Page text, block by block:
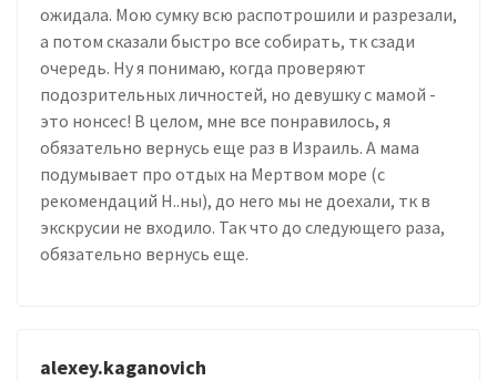
ожидала. Мою сумку всю распотрошили и разрезали,
а потом сказали быстро все собирать, тк сзади
очередь. Ну я понимаю, когда проверяют
подозрительных личностей, но девушку с мамой -
это нонсес! В целом, мне все понравилось, я
обязательно вернусь еще раз в Израиль. А мама
подумывает про отдых на Мертвом море (с
рекомендаций Н..ны), до него мы не доехали, тк в
экскрусии не входило. Так что до следующего раза,
обязательно вернусь еще.
alexey.kaganovich